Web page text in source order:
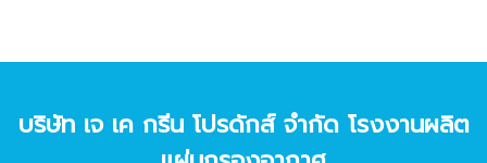
บริษัท เจ เค กรีน โปรดักส์ จํากัด โรงงานผลิต